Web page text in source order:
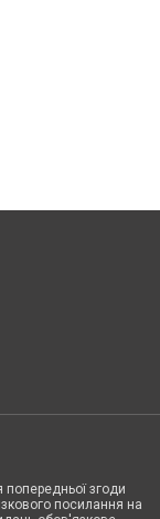
попередньої згоди
посилання на